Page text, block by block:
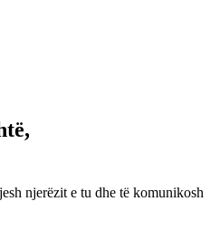
njerëzit e tu dhe të komunikosh